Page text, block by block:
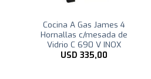
Cocina A Gas James 4
Hornallas c/mesada de
Vidrio C 690 V INOX
USD 335,00